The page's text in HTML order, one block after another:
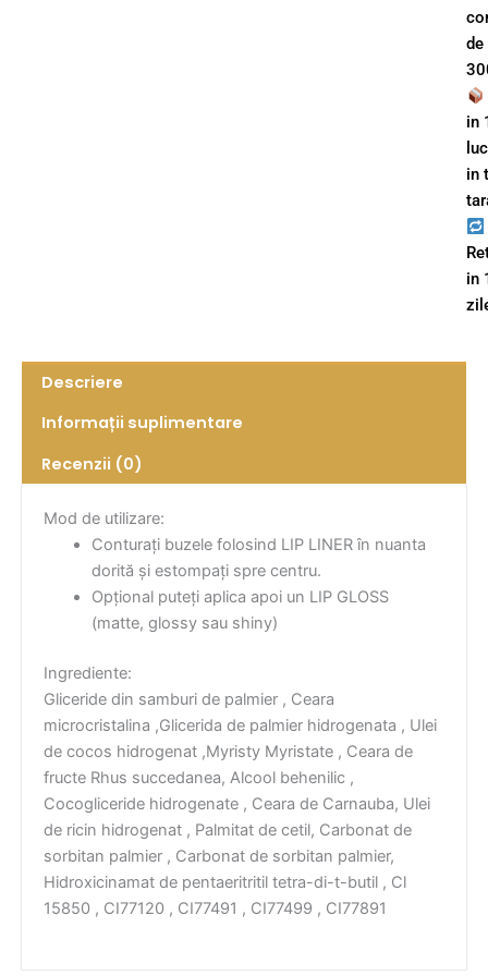
in
in
in
Descriere
Informații suplimentare
Recenzii (0)
Mod de utilizare:
Conturați buzele folosind LIP LINER în nuanta
dorită și estompați spre centru.
Opțional puteți aplica apoi un LIP GLOSS
(matte, glossy sau shiny)
Ingrediente:
Gliceride din samburi de palmier , Ceara
microcristalina ,Glicerida de palmier hidrogenata , Ulei
de cocos hidrogenat ,Myristy Myristate , Ceara de
fructe Rhus succedanea, Alcool behenilic ,
Cocogliceride hidrogenate , Ceara de Carnauba, Ulei
de ricin hidrogenat , Palmitat de cetil, Carbonat de
sorbitan palmier , Carbonat de sorbitan palmier,
Hidroxicinamat de pentaeritritil tetra-di-t-butil , Cl
15850 , CI77120 , CI77491 , CI77499 , CI77891